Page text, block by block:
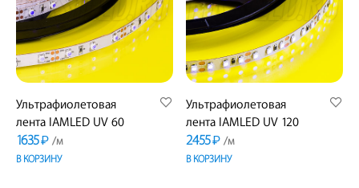
Ультрафиолетовая
лента IAMLED UV 60
1635₽ /м
В КОРЗИНУ
Ультрафиолетовая
лента IAMLED UV 120
2455₽ /м
В КОРЗИНУ